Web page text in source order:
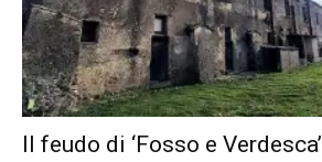
Il feudo di ‘Fosso e Verdesca’